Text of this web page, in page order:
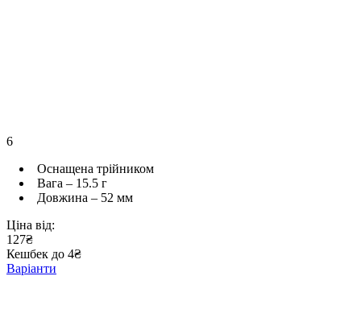
6
Оснащена трійником
Вага – 15.5 г
Довжина – 52 мм
Ціна від:
127₴
Кешбек до 4₴
Варіанти